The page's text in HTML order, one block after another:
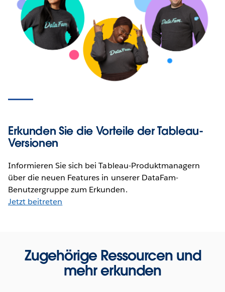
Erkunden Sie die Vorteile der Tableau-
Versionen
Informieren Sie sich bei Tableau-Produktmanagern
über die neuen Features in unserer DataFam-
Benutzergruppe zum Erkunden.
Jetzt beitreten
Zugehörige Ressourcen und
mehr erkunden